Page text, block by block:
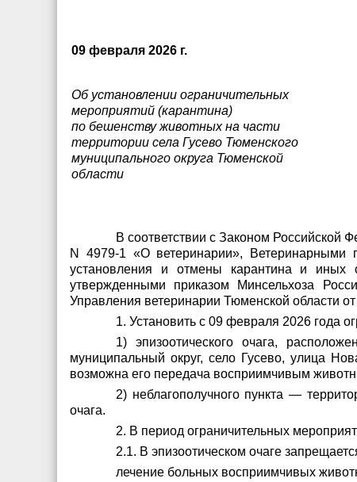
09 февраля 2026 г.
Об установлении ограничительных
мероприятий (карантина)
по бешенству животных на части
территории села Гусево Тюменского
муниципального округа Тюменской
области
В соответствии с Законом Российской
N 4979-1 «О ветеринарии», Ветеринарными
установления и отмены карантина и иных
утвержденными приказом Минсельхоза
Управления ветеринарии Тюменской области
1. Установить с 09 февраля 2026 года
1) эпизоотического очага,
муниципальный округ, село Гусево, улица
возможна его передача восприимчивым
2) неблагополучного пункта —
очага.
2. В период ограничительных
2.1. В эпизоотическом очаге
лечение больных восприимчивых